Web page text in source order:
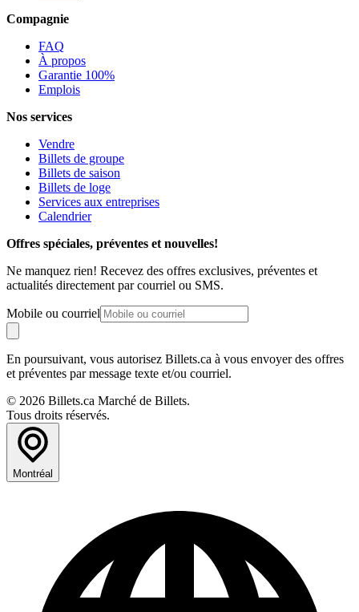
Compagnie
FAQ
À propos
Garantie 100%
Emplois
Nos services
Vendre
Billets de groupe
Billets de saison
Billets de loge
Services aux entreprises
Calendrier
Offres spéciales, préventes et nouvelles!
Ne manquez rien! Recevez des offres exclusives, préventes et
actualités directement par courriel ou SMS.
Mobile ou courriel
En poursuivant, vous autorisez Billets.ca à vous envoyer des offres
et préventes par message texte et/ou courriel.
© 2026 Billets.ca Marché de Billets.
Tous droits réservés.
Montréal